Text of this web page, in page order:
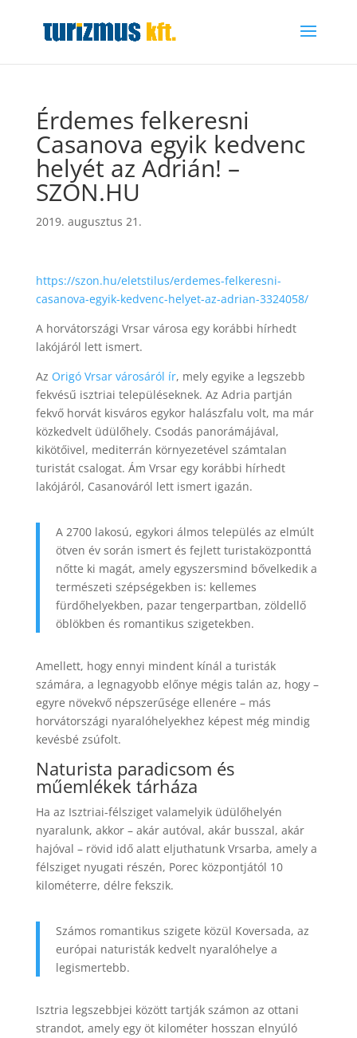
Érdemes felkeresni
Casanova egyik kedvenc
helyét az Adrián! –
SZON.HU
2019. augusztus 21.
https://szon.hu/eletstilus/erdemes-felkeresni-
casanova-egyik-kedvenc-helyet-az-adrian-3324058/
A horvátországi Vrsar városa egy korábbi hírhedt
lakójáról lett ismert.
Az Origó Vrsar városáról ír, mely egyike a legszebb
fekvésű isztriai településeknek. Az Adria partján
fekvő horvát kisváros egykor halászfalu volt, ma már
közkedvelt üdülőhely. Csodás panorámájával,
kikötőivel, mediterrán környezetével számtalan
turistát csalogat. Ám Vrsar egy korábbi hírhedt
lakójáról, Casanováról lett ismert igazán.
A 2700 lakosú, egykori álmos település az elmúlt
ötven év során ismert és fejlett turistaközponttá
nőtte ki magát, amely egyszersmind bővelkedik a
természeti szépségekben is: kellemes
fürdőhelyekben, pazar tengerpartban, zöldellő
öblökben és romantikus szigetekben.
Amellett, hogy ennyi mindent kínál a turisták
számára, a legnagyobb előnye mégis talán az, hogy –
egyre növekvő népszerűsége ellenére – más
horvátországi nyaralóhelyekhez képest még mindig
kevésbé zsúfolt.
Naturista paradicsom és
műemlékek tárháza
Ha az Isztriai-félsziget valamelyik üdülőhelyén
nyaralunk, akkor – akár autóval, akár busszal, akár
hajóval – rövid idő alatt eljuthatunk Vrsarba, amely a
félsziget nyugati részén, Porec központjától 10
kilométerre, délre fekszik.
Számos romantikus szigete közül Koversada, az
európai naturisták kedvelt nyaralóhelye a
legismertebb.
Isztria legszebbjei között tartják számon az ottani
strandot, amely egy öt kilométer hosszan elnyúló